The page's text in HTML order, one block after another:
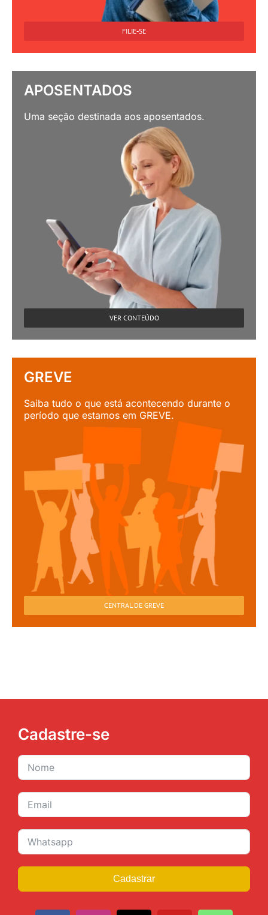
FILIE-SE
APOSENTADOS
Uma seção destinada aos aposentados.
VER CONTEÚDO
GREVE
Saiba tudo o que está acontecendo durante o
período que estamos em GREVE.
CENTRAL DE GREVE
Cadastre-se
Cadastrar